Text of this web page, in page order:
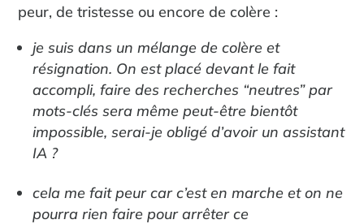
peur, de tristesse ou encore de colère :
je suis dans un mélange de colère et
résignation. On est placé devant le fait
accompli, faire des recherches “neutres”par
mots-clés sera même peut-être bientôt
impossible, serai-je obligé d’avoir un assistant
IA ?
cela me fait peur car c’est en marche et on ne
pourra rien faire pour arrêter ce